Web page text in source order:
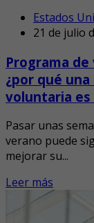
Estados
21 de julio
Programa
¿por qué
voluntaria es
Pasar unas
verano puede
mejorar su...
Leer más